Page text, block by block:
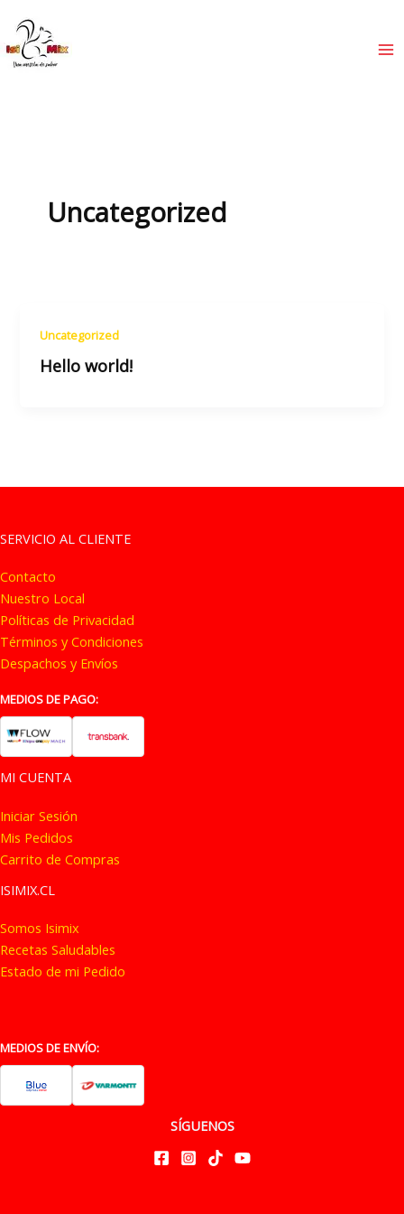
contenido
Uncategorized
Uncategorized
Hello world!
SERVICIO AL CLIENTE
Contacto
Nuestro Local
Políticas de Privacidad
Términos y Condiciones
Despachos y Envíos
MEDIOS DE PAGO:
MI CUENTA
Iniciar Sesión
Mis Pedidos
Carrito de Compras
ISIMIX.CL
Somos Isimix
Recetas Saludables
Estado de mi Pedido
MEDIOS DE ENVÍO:
SÍGUENOS